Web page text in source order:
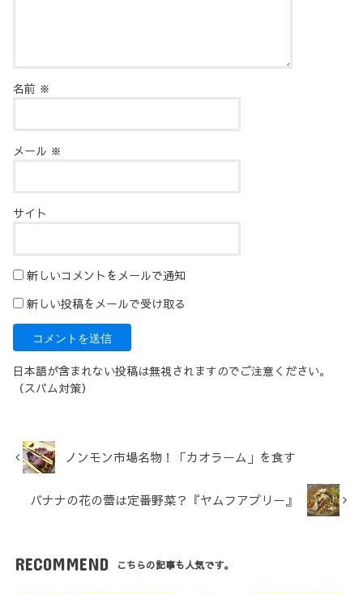
名前 ※
メール ※
サイト
新しいコメントをメールで通知
新しい投稿をメールで受け取る
日本語が含まれない投稿は無視されますのでご注意ください。
（スパム対策）
ノンモン市場名物！「カオラーム」を食す
バナナの花の蕾は定番野菜？『ヤムフアプリー』
RECOMMEND こちらの記事も人気です。